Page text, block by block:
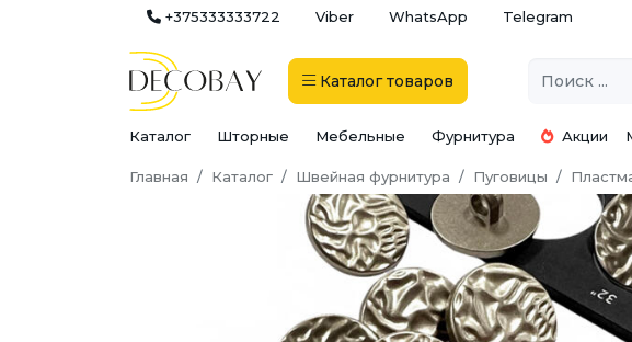
+375333333722 Viber WhatsApp Telegram
Каталог товаров
Каталог Шторные Мебельные Фурнитура Акции
Главная Каталог Швейная фурнитура Пуговицы